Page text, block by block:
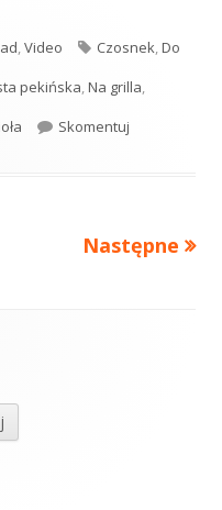
,Video Tagi
Czosnek,Do
pekińska,Na grilla,
Skomentuj
Następne